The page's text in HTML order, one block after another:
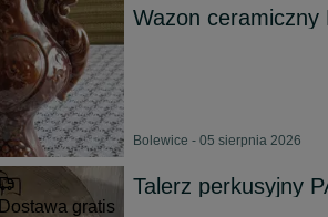
Wazon ceramiczny
Bolewice - 05 sierpnia 2026
Dostawa gratis
Talerz perkusyjny